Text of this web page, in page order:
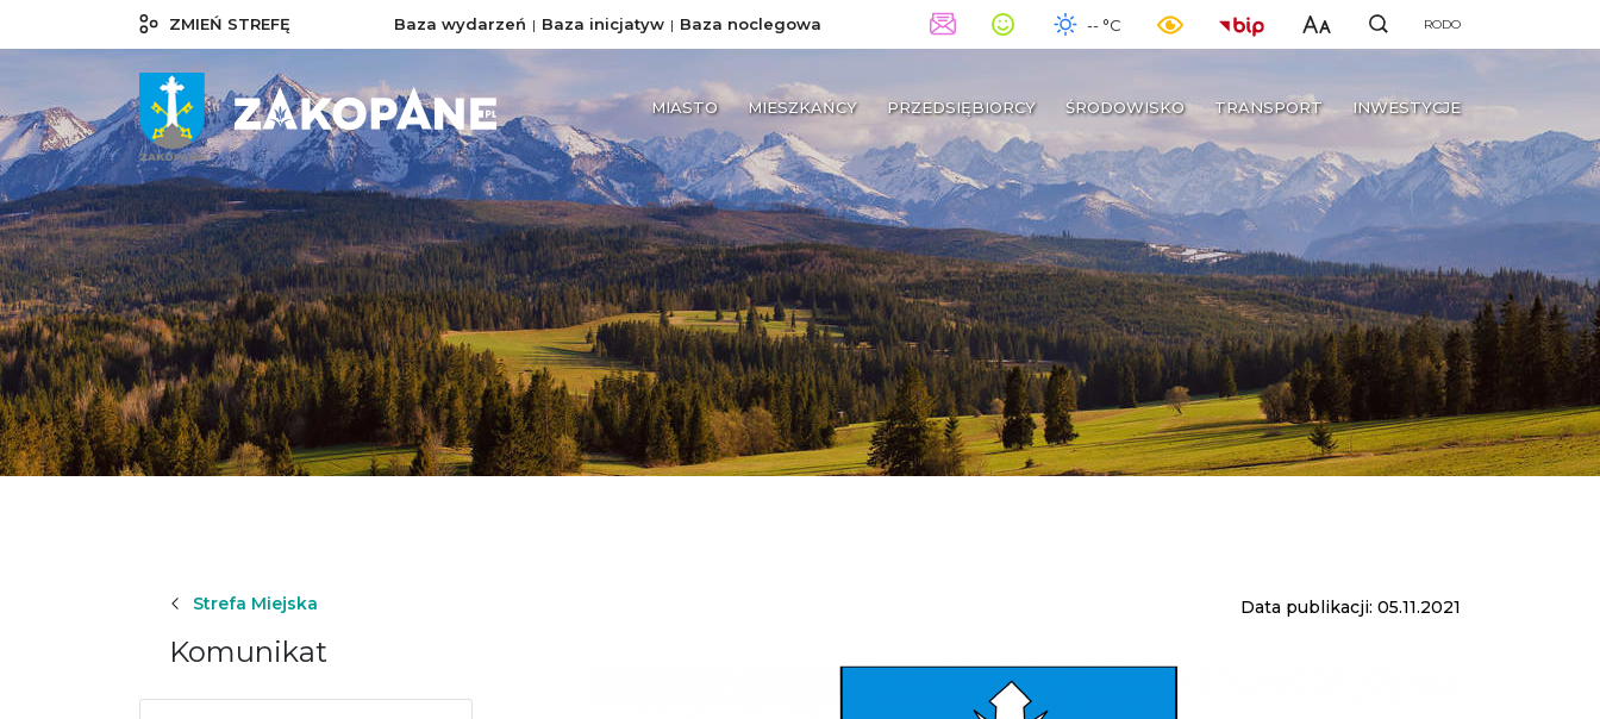
ZMIEŃ STREFĘ Baza wydarzeń Baza inicjatyw Baza noclegowa -- °C RODO
MIASTO MIESZKAŃCY PRZEDSIĘBIORCY ŚRODOWISKO TRANSPORT INWESTYCJE
Strefa Miejska
Komunikat
Data publikacji: 05.11.2021